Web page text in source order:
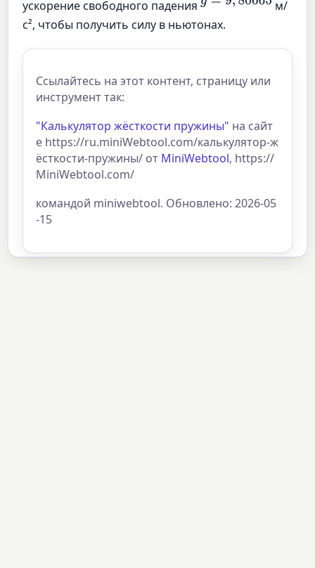
ускорение свободного падения
м/
с², чтобы получить силу в ньютонах.
Ссылайтесь на этот контент, страницу или
инструмент так:
"Калькулятор жёсткости пружины" на сайт
е https://ru.miniWebtool.com/калькулятор-ж
ёсткости-пружины/ от MiniWebtool, https://
MiniWebtool.com/
командой miniwebtool. Обновлено: 2026-05
-15